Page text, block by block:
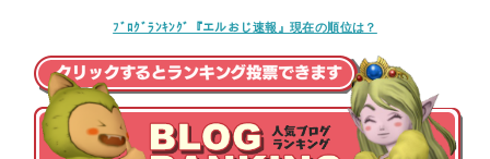
ﾌﾞﾛｸﾞﾗﾝｷﾝｸﾞ『エルおじ速報』現在の順位は？